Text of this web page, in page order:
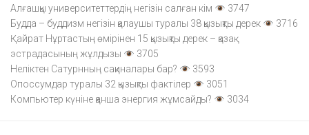
Алғашқы университеттердің негізін салған кім
3747
Будда – буддизм негізін қалаушы туралы 38 қызықты дерек
3716
Қайрат Нұртастың өмірінен 15 қызықты дерек – қазақ
эстрадасының жұлдызы
3705
Неліктен Сатурнның сақиналары бар?
3593
Опоссумдар туралы 32 қызықты фактілер
3051
Компьютер күніне қанша энергия жұмсайды?
3034